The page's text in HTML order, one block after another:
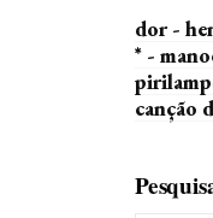
dor -
* -
canção